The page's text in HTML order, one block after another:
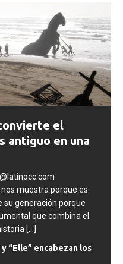
el
antiguo en una
muestra porque es
su generación porque
que combina el
[...]
“Elle” encabezan los